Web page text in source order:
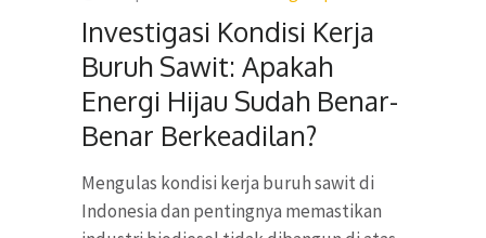
Investigasi Kondisi Kerja
Buruh Sawit: Apakah
Energi Hijau Sudah Benar-
Benar Berkeadilan?
Mengulas kondisi kerja buruh sawit di
Indonesia dan pentingnya memastikan